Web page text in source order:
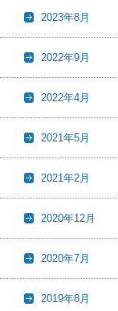
2023年8月
2022年9月
2022年4月
2021年5月
2021年2月
2020年12月
2020年7月
2019年8月